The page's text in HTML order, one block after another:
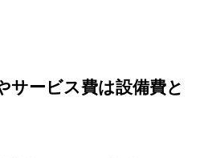
サービス費は設備費と